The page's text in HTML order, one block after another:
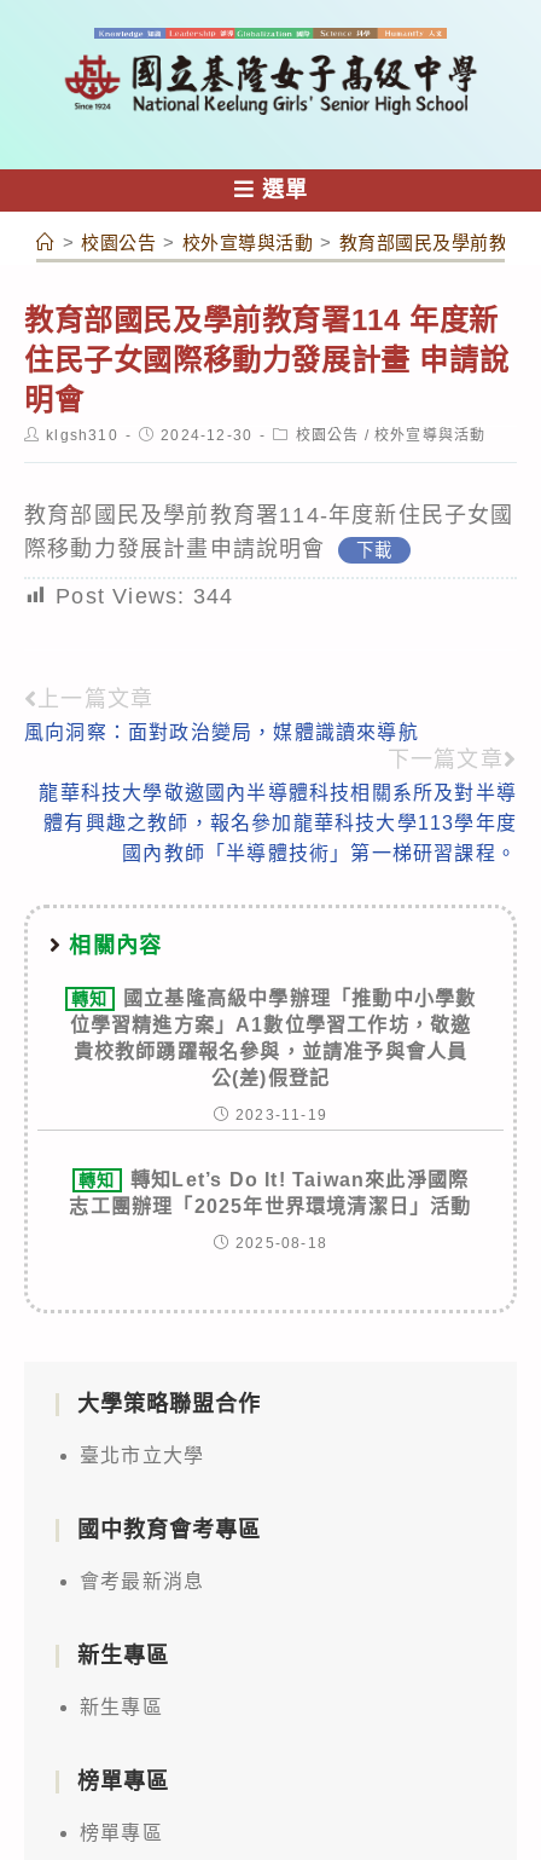
容
選單
> 校園公告 > 校外宣導與活動 > 教育部國民及學前教育
教育部國民及學前教育署114 年度新
住民子女國際移動力發展計畫 申請說
明會
Postklgsh310
Post2024-12-30
Post校園公告 / 校外宣導與活動
教育部國民及學前教育署114-年度新住民子女國
際移動力發展計畫申請說明會
下載
Post Views: 344
Read
more
articles
上一篇文章
風向洞察：面對政治變局，媒體識讀來導航
下一篇文章
龍華科技大學敬邀國內半導體科技相關系所及對半導
體有興趣之教師，報名參加龍華科技大學113學年度
國內教師「半導體技術」第一梯研習課程。
相關內容
轉知
國立基隆高級中學辦理「推動中小學數
位學習精進方案」A1數位學習工作坊，敬邀
貴校教師踴躍報名參與，並請准予與會人員
公(差)假登記
2023-11-19
轉知
轉知Let’s Do It! Taiwan來此淨國際
志工團辦理「2025年世界環境清潔日」活動
2025-08-18
大學策略聯盟合作
臺北市立大學
國中教育會考專區
會考最新消息
新生專區
新生專區
榜單專區
榜單專區